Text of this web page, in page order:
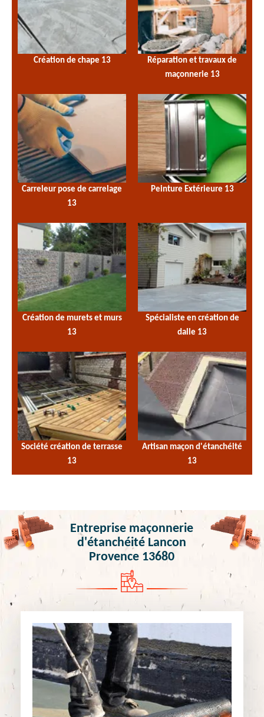
Création de chape 13
Réparation et travaux de
maçonnerie 13
Carreleur pose de carrelage
13
Peinture Extérieure 13
Création de murets et murs
13
Spécialiste en création de
dalle 13
Société création de terrasse
13
Artisan maçon d'étanchéité
13
Entreprise maçonnerie
d'étanchéité Lancon
Provence 13680